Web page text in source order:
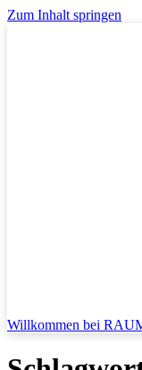
Zum Inhalt springen
Willkommen bei